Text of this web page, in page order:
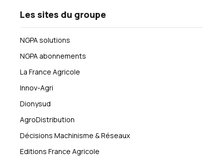
Les sites du groupe
NGPA solutions
NGPA abonnements
La France Agricole
Innov-Agri
Dionysud
AgroDistribution
Décisions Machinisme & Réseaux
Editions France Agricole